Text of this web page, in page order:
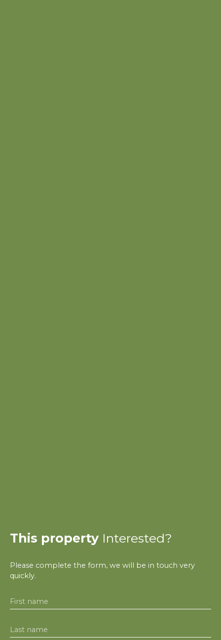
This property Interested?
Please complete the form, we will be in touch very
quickly.
First name
Last name